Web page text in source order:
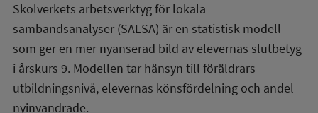
om
SALSA-
översikt
Skolverkets arbetsverktyg för lokala
sambandsanalyser (SALSA) är en statistisk modell
som ger en mer nyanserad bild av elevernas slutbetyg
i årskurs 9. Modellen tar hänsyn till föräldrars
utbildningsnivå, elevernas könsfördelning och andel
nyinvandrade.